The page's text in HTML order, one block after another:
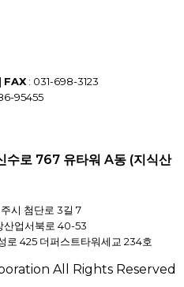
FAX: 031-698-3123
95455
수로 767 유타워 A동 (지식산
시 첨단로 3길 7
산업서북로 40-53
로 425 더퍼스트타워세교 234호
All Rights Reserved